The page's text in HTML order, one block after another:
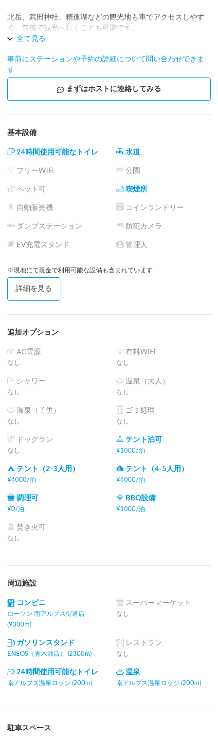
北岳、武田神社、精進湖などの観光地も車でアクセスしやす
く、前後で観光へ行くことも可能です。
ぜひ、ご利用お待ちしております。
全て見る
事前にステーションや予約の詳細について問い合わせできま
す
まずはホストに連絡してみる
基本設備
24時間使用可能なトイレ 水道
フリーWiFi 公園
ペット可 喫煙所
自動販売機 コインランドリー
ダンプステーション 防犯カメラ
EV充電スタンド 管理人
※現地にて現金で利用可能な設備も含まれています
詳細を見る
追加オプション
AC電源
なし
有料WiFi
なし
シャワー
なし
温泉（大人）
なし
温泉（子供）
なし
ゴミ処理
なし
ドッグラン
なし
テント泊可
¥1000/泊
テント（2-3人用）
¥4000/泊
テント（4-5人用）
¥4000/泊
調理可
¥0/泊
BBQ設備
¥1000/泊
焚き火可
なし
周辺施設
コンビニ
ローソン 南アルプス街道店
(9300m)
スーパーマーケット
なし
ガソリンスタンド
ENEOS（青木油店） (2300m)
レストラン
なし
24時間使用可能なトイレ
南アルプス温泉ロッジ (200m)
温泉
南アルプス温泉ロッジ (200m)
駐車スペース